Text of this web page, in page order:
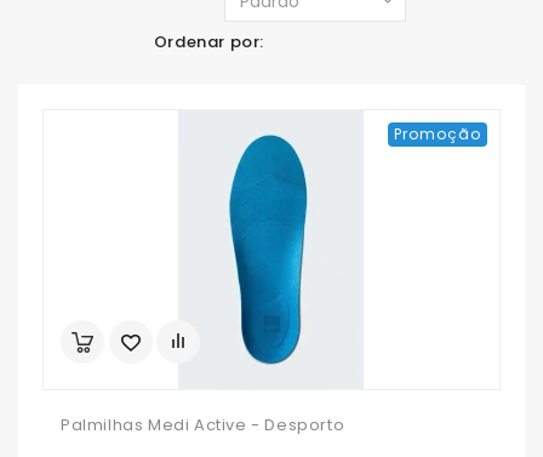
Ordenar por:
Promoção
Palmilhas Medi Active - Desporto